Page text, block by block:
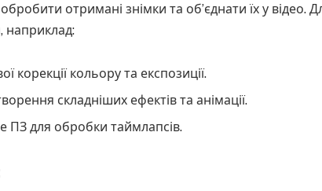
отримані знімки та об’єднати їх у відео.
наприклад:
корекції кольору та експозиції.
складніших ефектів та анімації.
ПЗ для обробки таймлапсів.